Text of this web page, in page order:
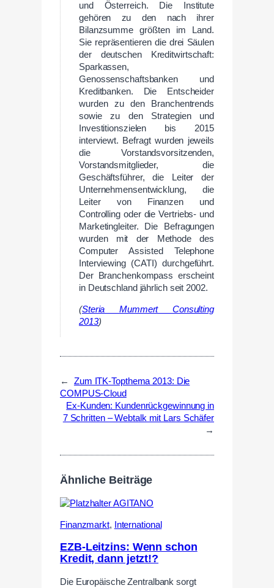
und Österreich. Die Institute
gehören zu den nach ihrer
Bilanzsumme größten im Land.
Sie repräsentieren die drei Säulen
der deutschen Kreditwirtschaft:
Sparkassen,
Genossenschaftsbanken und
Kreditbanken. Die Entscheider
wurden zu den Branchentrends
sowie zu den Strategien und
Investitionszielen bis 2015
interviewt. Befragt wurden jeweils
die Vorstandsvorsitzenden,
Vorstandsmitglieder, die
Geschäftsführer, die Leiter der
Unternehmensentwicklung, die
Leiter von Finanzen und
Controlling oder die Vertriebs- und
Marketingleiter. Die Befragungen
wurden mit der Methode des
Computer Assisted Telephone
Interviewing (CATI) durchgeführt.
Der Branchenkompass erscheint
in Deutschland jährlich seit 2002.
(Steria Mummert Consulting
2013)
←
Zum ITK-Topthema 2013: Die
COMPUS-Cloud
Ex-Kunden: Kundenrückgewinnung in
7 Schritten – Webtalk mit Lars Schäfer
→
Ähnliche Beiträge
Finanzmarkt, International
EZB-Leitzins: Wenn schon
Kredit, dann jetzt!?
Die Europäische Zentralbank sorgt